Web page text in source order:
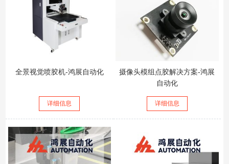
全景视觉喷胶机-鸿展自动化
详细信息
摄像头模组点胶解决方案-鸿展
自动化
详细信息